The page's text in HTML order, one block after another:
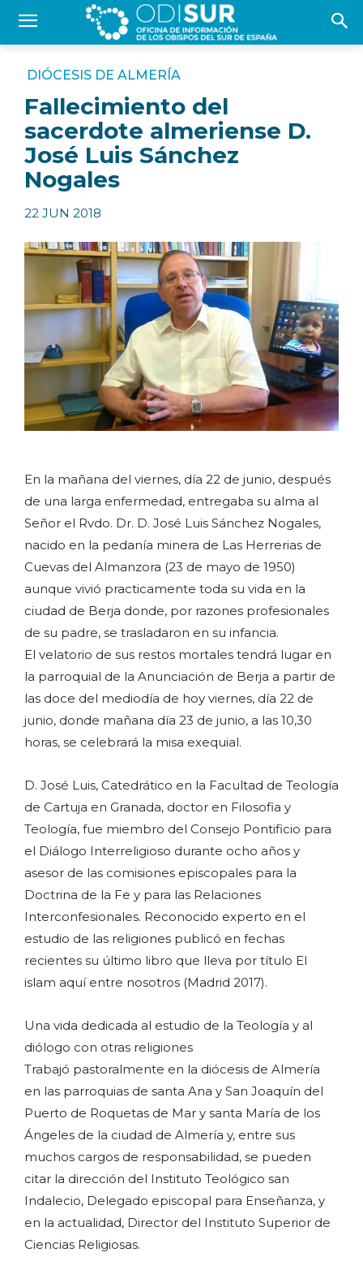
DIÓCESIS DE ALMERÍA
Fallecimiento del
sacerdote almeriense D.
José Luis Sánchez
Nogales
22 JUN 2018
En la mañana del viernes, día 22 de junio, después
de una larga enfermedad, entregaba su alma al
Señor el Rvdo. Dr. D. José Luis Sánchez Nogales,
nacido en la pedanía minera de Las Herrerias de
Cuevas del Almanzora (23 de mayo de 1950)
aunque vivió practicamente toda su vida en la
ciudad de Berja donde, por razones profesionales
de su padre, se trasladaron en su infancia.
El velatorio de sus restos mortales tendrá lugar en
la parroquial de la Anunciación de Berja a partir de
las doce del mediodía de hoy viernes, día 22 de
junio, donde mañana día 23 de junio, a las 10,30
horas, se celebrará la misa exequial.
D. José Luis, Catedrático en la Facultad de Teología
de Cartuja en Granada, doctor en Filosofia y
Teología, fue miembro del Consejo Pontificio para
el Diálogo Interreligioso durante ocho años y
asesor de las comisiones episcopales para la
Doctrina de la Fe y para las Relaciones
Interconfesionales. Reconocido experto en el
estudio de las religiones publicó en fechas
recientes su último libro que lleva por título El
islam aquí entre nosotros (Madrid 2017).
Una vida dedicada al estudio de la Teología y al
diólogo con otras religiones
Trabajó pastoralmente en la diócesis de Almería
en las parroquias de santa Ana y San Joaquín del
Puerto de Roquetas de Mar y santa María de los
Ángeles de la ciudad de Almería y, entre sus
muchos cargos de responsabilidad, se pueden
citar la dirección del Instituto Teológico san
Indalecio, Delegado episcopal para Enseñanza, y
en la actualidad, Director del Instituto Superior de
Ciencias Religiosas.